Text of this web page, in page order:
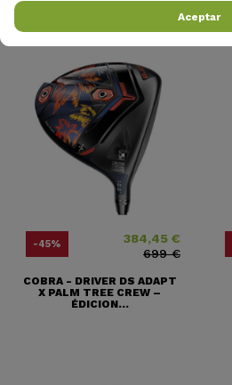
-45% Precio384,45 €
Precio base
699 €
COBRA - DRIVER DS ADAPT
X PALM TREE CREW –
ÉDICION...
Aceptar